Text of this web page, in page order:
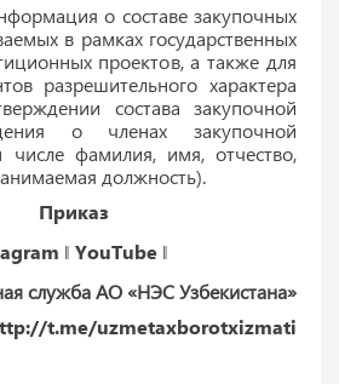
о составе закупочных
в рамках государственных
проектов, а также для
разрешительного характера
состава закупочной
о членах закупочной
числе фамилия, имя, отчество,
должность).
Приказ
‖ YouTube ‖
служба АО «НЭС Узбекистана»
t.me/uzmetaxborotxizmati